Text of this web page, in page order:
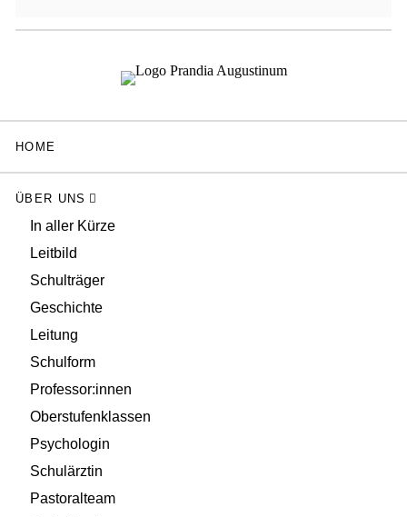
HOME
ÜBER UNS
In aller Kürze
Leitbild
Schulträger
Geschichte
Leitung
Schulform
Professor:innen
Oberstufenklassen
Psychologin
Schulärztin
Pastoralteam